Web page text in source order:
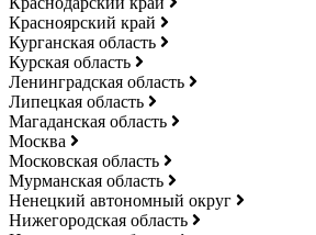
Красноярский край
Курганская область
Курская область
Ленинградская область
Липецкая область
Магаданская область
Москва
Московская область
Мурманская область
Ненецкий автономный округ
Нижегородская область